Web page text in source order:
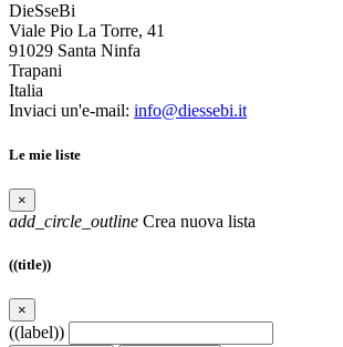
DieSseBi
Viale Pio La Torre, 41
91029 Santa Ninfa
Trapani
Italia
Inviaci un'e-mail: info@diessebi.it
Le mie liste
×
add_circle_outline Crea nuova lista
((title))
×
((label))